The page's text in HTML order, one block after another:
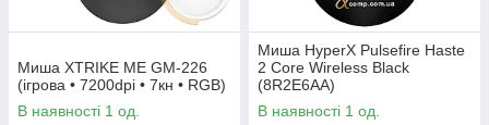
Миша XTRIKE ME GM-226
(ігрова • 7200dpi • 7кн • RGB)
В наявності 1 од.
Миша HyperX Pulsefire Haste
2 Core Wireless Black
(8R2E6AA)
В наявності 1 од.